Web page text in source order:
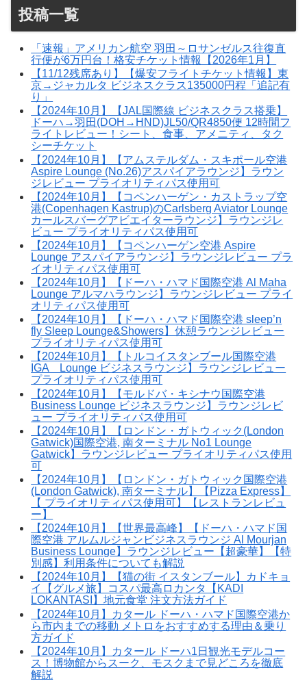
投稿一覧
「速報」アメリカン航空 羽田～ロサンゼルス往復直
行便が6万円台！格安チケット情報【2026年1月】
【11/12残席あり】【爆安フライトチケット情報】東
京→ジャカルタ ビジネスクラス135000円程「追記有
り」
【2024年10月】【JAL国際線 ビジネスクラス搭乗】
ドーハ→羽田(DOH→HND)JL50/QR4850便 12時間フ
ライトレビュー！シート、食事、アメニティ、タク
シーチケット
【2024年10月】【アムステルダム・スキポール空港
Aspire Lounge (No.26)アスパイアラウンジ】ラウン
ジレビュー プライオリティパス使用可
【2024年10月】【コペンハーゲン・カストラップ空
港(Copenhagen Kastrup)のCarlsberg Aviator Lounge
カールスバーグアビエイターラウンジ】ラウンジレ
ビュー プライオリティパス使用可
【2024年10月】【コペンハーゲン空港 Aspire
Lounge アスパイアラウンジ】ラウンジレビュー プラ
イオリティパス使用可
【2024年10月】【ドーハ・ハマド国際空港 Al Maha
Lounge アルマハラウンジ】ラウンジレビュー プライ
オリティパス使用可
【2024年10月】【ドーハ・ハマド国際空港 sleep’n
fly Sleep Lounge&Showers】休憩ラウンジレビュー
プライオリティパス使用可
【2024年10月】【トルコイスタンブール国際空港
IGA Lounge ビジネスラウンジ】ラウンジレビュー
プライオリティパス使用可
【2024年10月】【モルドバ・キシナウ国際空港
Business Lounge ビジネスラウンジ】ラウンジレビ
ュー プライオリティパス使用可
【2024年10月】【ロンドン・ガトウィック(London
Gatwick)国際空港, 南ターミナル No1 Lounge
Gatwick】ラウンジレビュー プライオリティパス使用
可
【2024年10月】【ロンドン・ガトウィック国際空港
(London Gatwick), 南ターミナル】【Pizza Express】
【 プライオリティパス使用可】【レストランレビュ
ー】
【2024年10月】【世界最高峰】【ドーハ・ハマド国
際空港 アルムルジャンビジネスラウンジ Al Mourjan
Business Lounge】ラウンジレビュー【超豪華】【特
別感】利用条件についても解説
【2024年10月】【猫の街 イスタンブール】カドキョ
イ【グルメ旅】コスパ最高ロカンタ【KADI
LOKANTASI】地元食堂 注文方法ガイド
【2024年10月】カタール ドーハ・ハマド国際空港か
ら市内までの移動 メトロをおすすめする理由＆乗り
方ガイド
【2024年10月】カタール ドーハ1日観光モデルコー
ス！博物館からスーク、モスクまで見どころを徹底
解説